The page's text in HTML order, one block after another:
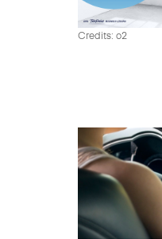
Credits: o2